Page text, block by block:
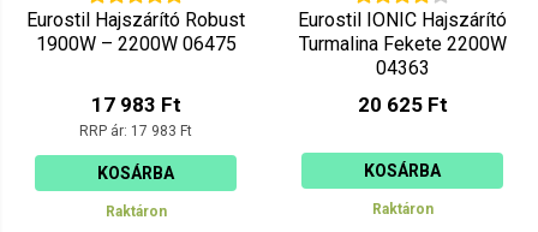
Eurostil Hajszárító Robust
1900W – 2200W 06475
17 983 Ft
RRP ár: 17 983 Ft
KOSÁRBA
Raktáron
Eurostil IONIC Hajszárító
Turmalina Fekete 2200W
04363
20 625 Ft
KOSÁRBA
Raktáron